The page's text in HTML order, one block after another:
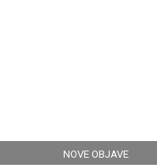
NOVE OBJAVE